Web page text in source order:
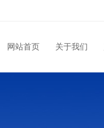
网站首页 关于我们